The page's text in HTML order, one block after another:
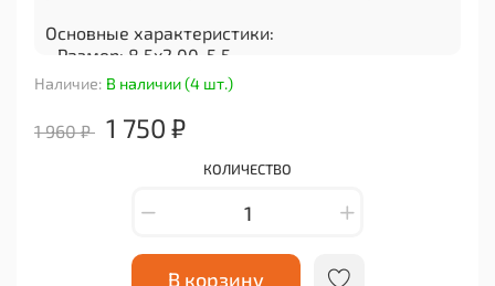
Наличие: В наличии (4 шт.)
1 960 ₽ 1 750 ₽
КОЛИЧЕСТВО
В корзину
Основные характеристики:
- Размер: 8.5x2.00-5.5
- Производитель: Halten
- Материал: высокопрочный резиновый состав
Покрышка Halten CST 8.5x2.00-5.5 обладает
превосходными амортизационными
для комфортной и безопасной езды на
неровностями дороги, камнями, трещинами и
другими препятствиями, минимизируя